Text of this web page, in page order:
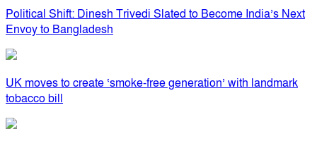
Political Shift: Dinesh Trivedi Slated to Become India’s Next
Envoy to Bangladesh
UK moves to create ‘smoke-free generation’ with landmark
tobacco bill